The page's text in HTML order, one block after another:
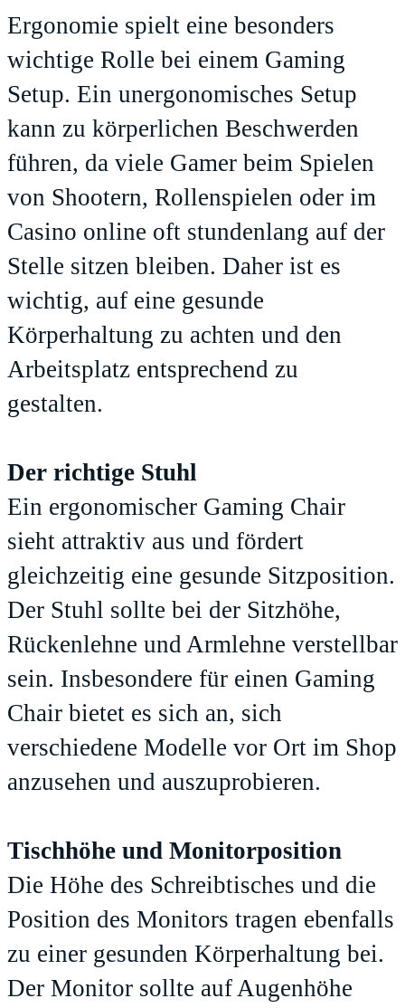
Ergonomie spielt eine besonders
wichtige Rolle bei einem Gaming
Setup. Ein unergonomisches Setup
kann zu körperlichen Beschwerden
führen, da viele Gamer beim Spielen
von Shootern, Rollenspielen oder im
Casino online oft stundenlang auf der
Stelle sitzen bleiben. Daher ist es
wichtig, auf eine gesunde
Körperhaltung zu achten und den
Arbeitsplatz entsprechend zu
gestalten.
Der richtige Stuhl
Ein ergonomischer Gaming Chair
sieht attraktiv aus und fördert
gleichzeitig eine gesunde Sitzposition.
Der Stuhl sollte bei der Sitzhöhe,
Rückenlehne und Armlehne verstellbar
sein. Insbesondere für einen Gaming
Chair bietet es sich an, sich
verschiedene Modelle vor Ort im Shop
anzusehen und auszuprobieren.
Tischhöhe und Monitorposition
Die Höhe des Schreibtisches und die
Position des Monitors tragen ebenfalls
zu einer gesunden Körperhaltung bei.
Der Monitor sollte auf Augenhöhe